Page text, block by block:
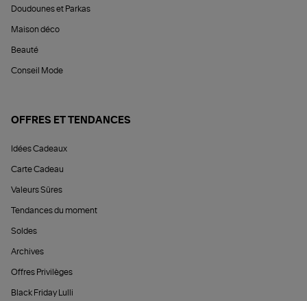
Doudounes et Parkas
Maison déco
Beauté
Conseil Mode
OFFRES ET TENDANCES
Idées Cadeaux
Carte Cadeau
Valeurs Sûres
Tendances du moment
Soldes
Archives
Offres Privilèges
Black Friday Lulli